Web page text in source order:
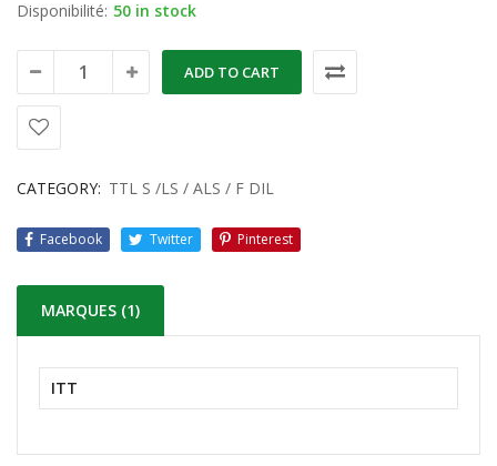
Disponibilité: 50 in stock
ADD TO CART
CATEGORY: TTL S /LS / ALS / F DIL
Facebook Twitter Pinterest
MARQUES (1)
ITT